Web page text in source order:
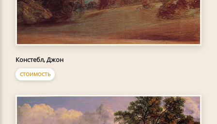
Констебл, Джон
СТОИМОСТЬ